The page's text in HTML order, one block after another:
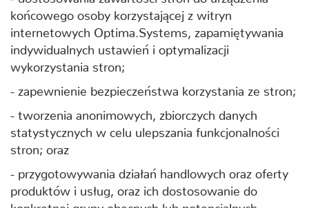
końcowego osoby korzystającej z witryn
internetowych Optima.Systems, zapamiętywania
indywidualnych ustawień i optymalizacji
wykorzystania stron;
- zapewnienie bezpieczeństwa korzystania ze stron;
- tworzenia anonimowych, zbiorczych danych
statystycznych w celu ulepszania funkcjonalności
stron; oraz
- przygotowywania działań handlowych oraz oferty
produktów i usług, oraz ich dostosowanie do
konkretnej grupy obecnych lub potencjalnych